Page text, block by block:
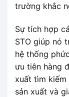
trường khắc
Sự tích hợp
STO giúp nó
hệ thống
ưu tiên hàng
xuất tìm
sản xuất và